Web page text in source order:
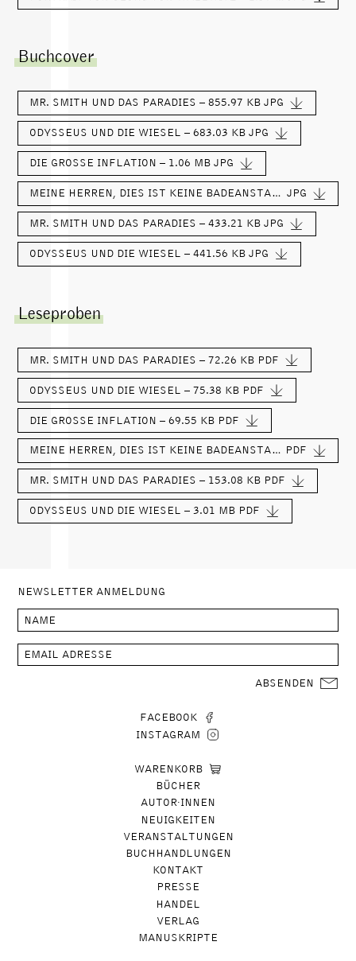
Buchcover
MR. SMITH UND DAS PARADIES – 855.97 KB JPG
ODYSSEUS UND DIE WIESEL – 683.03 KB JPG
DIE GROSSE INFLATION – 1.06 MB JPG
MEINE HERREN, DIES IST KEINE BADEANSTALT – 862.62 KB JPG
MR. SMITH UND DAS PARADIES – 433.21 KB JPG
ODYSSEUS UND DIE WIESEL – 441.56 KB JPG
Leseproben
MR. SMITH UND DAS PARADIES – 72.26 KB PDF
ODYSSEUS UND DIE WIESEL – 75.38 KB PDF
DIE GROSSE INFLATION – 69.55 KB PDF
MEINE HERREN, DIES IST KEINE BADEANSTALT – 116.83 KB PDF
MR. SMITH UND DAS PARADIES – 153.08 KB PDF
ODYSSEUS UND DIE WIESEL – 3.01 MB PDF
NEWSLETTER ANMELDUNG
ABSENDEN
FACEBOOK
INSTAGRAM
WARENKORB
BÜCHER
AUTOR∙INNEN
NEUIGKEITEN
VERANSTALTUNGEN
BUCHHANDLUNGEN
KONTAKT
PRESSE
HANDEL
VERLAG
MANUSKRIPTE